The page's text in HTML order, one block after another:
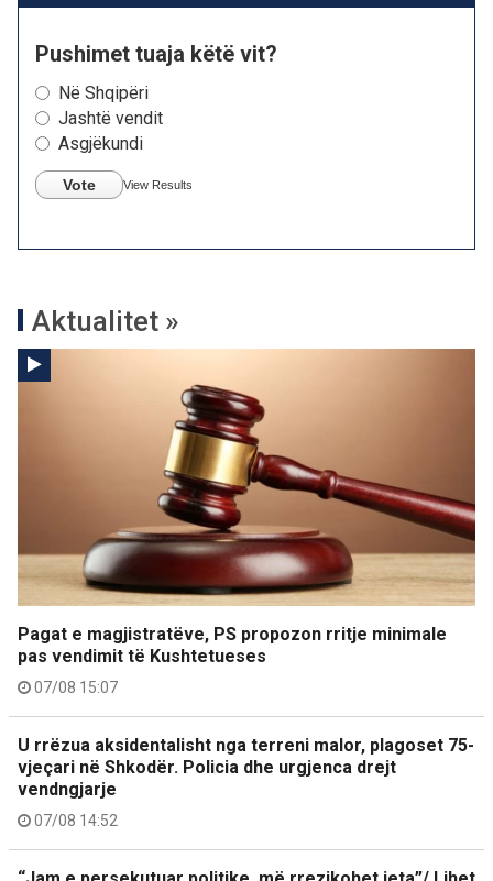
Pushimet tuaja këtë vit?
Në Shqipëri
Jashtë vendit
Asgjëkundi
Vote View Results
Aktualitet »
Pagat e magjistratëve, PS propozon rritje minimale
pas vendimit të Kushtetueses
07/08 15:07
U rrëzua aksidentalisht nga terreni malor, plagoset 75-
vjeçari në Shkodër. Policia dhe urgjenca drejt
vendngjarje
07/08 14:52